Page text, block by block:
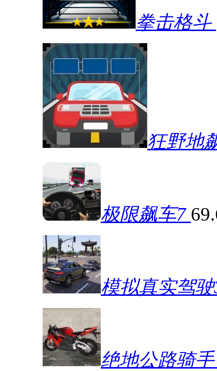
拳击格斗
狂野地
极限飙车7
模拟真实驾
绝地公路骑手